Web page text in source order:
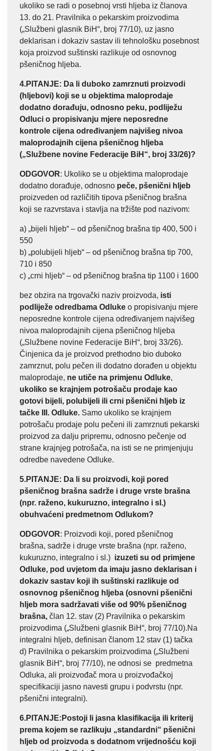
ukoliko se radi o posebnoj vrsti hljeba iz članova
13. do 21. Pravilnika o pekarskim proizvodima
(„Službeni glasnik BiH“, broj 77/10), uz jasno
deklarisan i dokaziv sastav ili tehnološku posebnost
koja proizvod suštinski razlikuje od osnovnog
pšeničnog hljeba.
4.PITANJE: Da li duboko zamrznuti proizvodi
(hljebovi) koji se u objektima maloprodaje
dodatno dorađuju, odnosno peku, podliježu
Odluci o propisivanju mjere neposredne
kontrole cijena određivanjem najvišeg nivoa
maloprodajnih cijena pšeničnog hljeba
(„Službene novine Federacije BiH“, broj 33/26)?
ODGOVOR: Ukoliko se u objektima maloprodaje
dodatno dorađuje, odnosno peče, pšenični hljeb
proizveden od različitih tipova pšeničnog brašna
koji se razvrstava i stavlja na tržište pod nazivom:
a) „bijeli hljeb“ – od pšeničnog brašna tip 400, 500 i
550
b) „polubijeli hljeb“ – od pšeničnog brašna tip 700,
710 i 850
c) „crni hljeb“ – od pšeničnog brašna tip 1100 i 1600
bez obzira na trgovački naziv proizvoda, isti
podliježe odredbama Odluke o propisivanju mjere
neposredne kontrole cijena određivanjem najvišeg
nivoa maloprodajnih cijena pšeničnog hljeba
(„Službene novine Federacije BiH“, broj 33/26).
Činjenica da je proizvod prethodno bio duboko
zamrznut, polu pečen ili dodatno dorađen u objektu
maloprodaje, ne utiče na primjenu Odluke,
ukoliko se krajnjem potrošaču prodaje kao
gotovi bijeli, polubijeli ili crni pšenični hljeb iz
tačke III. Odluke. Samo ukoliko se krajnjem
potrošaču prodaje polu pečeni ili zamrznuti pekarski
proizvod za dalju pripremu, odnosno pečenje od
strane krajnjeg potrošača, na isti se ne primjenjuju
odredbe navedene Odluke.
5.PITANJE: Da li su proizvodi, koji pored
pšeničnog brašna sadrže i druge vrste brašna
(npr. raženo, kukuruzno, integralno i sl.)
obuhvaćeni predmetnom Odlukom?
ODGOVOR: Proizvodi koji, pored pšeničnog
brašna, sadrže i druge vrste brašna (npr. raženo,
kukuruzno, integralno i sl.) izuzeti su od primjene
Odluke, pod uvjetom da imaju jasno deklarisan i
dokaziv sastav koji ih suštinski razlikuje od
osnovnog pšeničnog hljeba (osnovni pšenični
hljeb mora sadržavati više od 90% pšeničnog
brašna, član 12. stav (2) Pravilnika o pekarskim
proizvodima („Službeni glasnik BiH“, broj 77/10).Na
integralni hljeb, definisan članom 12 stav (1) tačka
d) Pravilnika o pekarskim proizvodima („Službeni
glasnik BiH“, broj 77/10), ne odnosi se predmetna
Odluka, ali proizvođač mora u proizvođačkoj
specifikaciji jasno navesti grupu i podvrstu (npr.
pšenični integralni).
6.PITANJE:Postoji li jasna klasifikacija ili kriterij
prema kojem se razlikuju „standardni“ pšenični
hljeb od proizvoda s dodatnom vrijednošću koji